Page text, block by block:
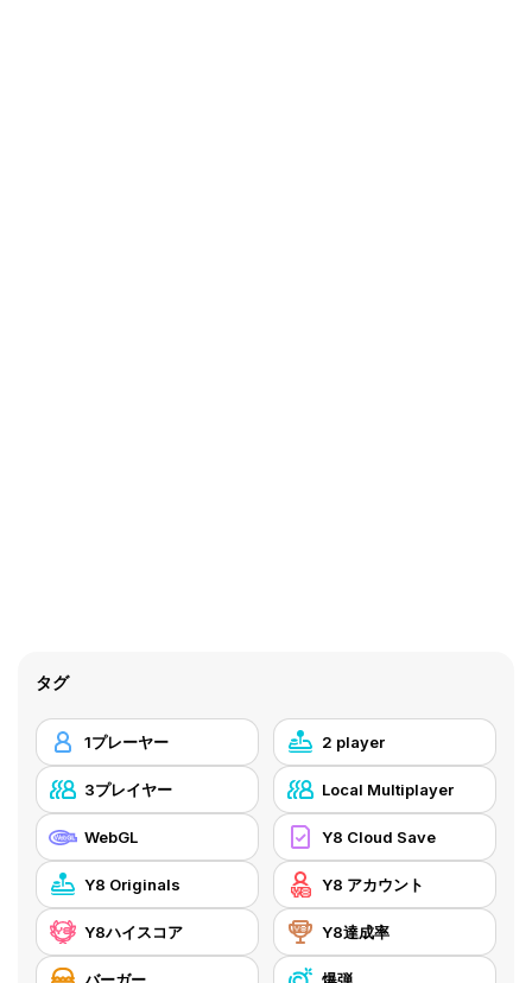
タグ
1プレーヤー 2 player
3プレイヤー Local Multiplayer
WebGL Y8 Cloud Save
Y8 Originals Y8 アカウント
Y8ハイスコア Y8達成率